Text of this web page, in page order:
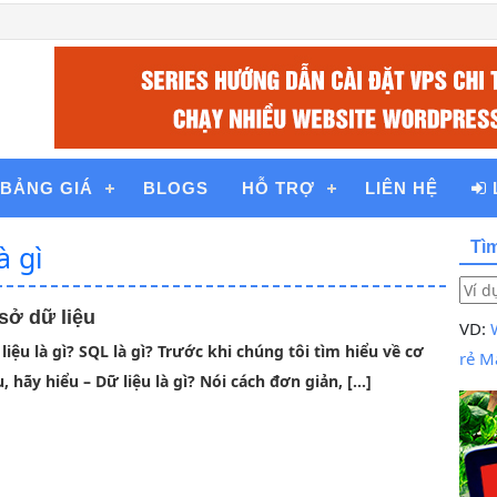
BẢNG GIÁ BLOGS HỖ TRỢ LIÊN HỆ
gì
dữ liệu
là gì? SQL là gì? Trước khi chúng tôi tìm hiểu về cơ
hãy hiểu – Dữ liệu là gì? Nói cách đơn giản, […]
VD:
rẻ